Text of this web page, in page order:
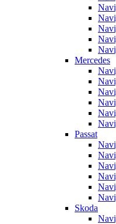
Mercedes
Passat
Skoda